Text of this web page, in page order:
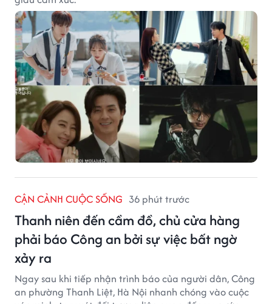
CẬN CẢNH CUỘC SỐNG 36 phút trước
Thanh niên đến cầm đồ, chủ cửa hàng
phải báo Công an bởi sự việc bất ngờ
xảy ra
Ngay sau khi tiếp nhận trình báo của người dân, Công
an phường Thanh Liệt, Hà Nội nhanh chóng vào cuộc